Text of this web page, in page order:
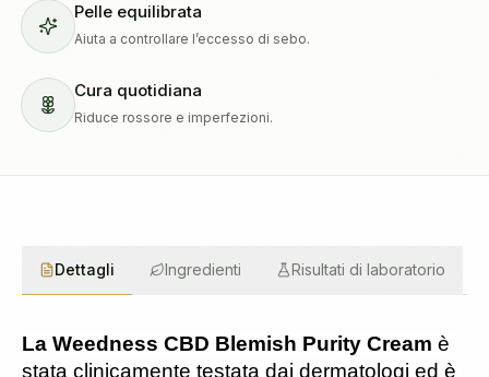
Pelle equilibrata
Aiuta a controllare l’eccesso di sebo.
Cura quotidiana
Riduce rossore e imperfezioni.
Dettagli Ingredienti Risultati di laboratorio
La Weedness CBD Blemish Purity Cream è
stata clinicamente testata dai dermatologi ed è